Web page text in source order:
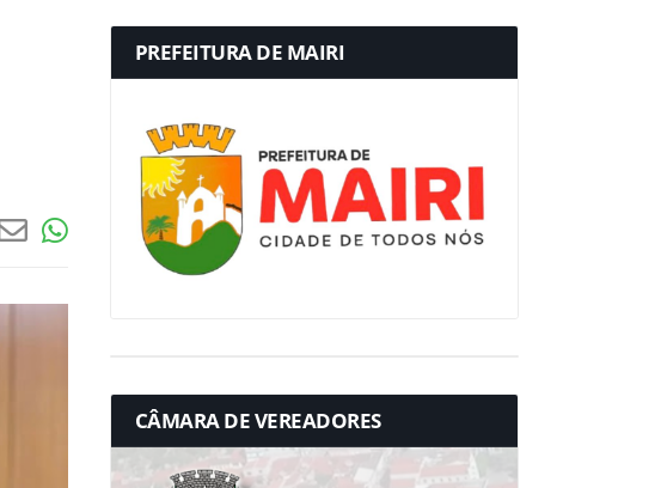
PREFEITURA DE MAIRI
CÂMARA DE VEREADORES